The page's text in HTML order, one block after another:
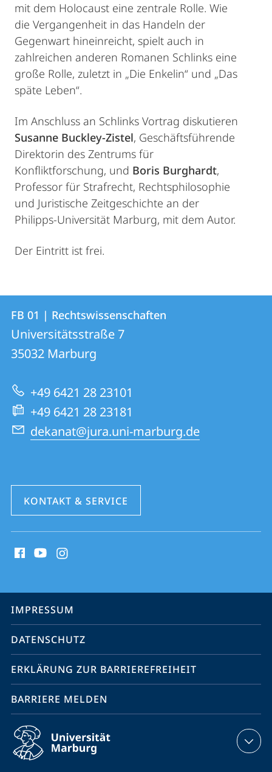
mit dem Holocaust eine zentrale Rolle. Wie
die Vergangenheit in das Handeln der
Gegenwart hineinreicht, spielt auch in
zahlreichen anderen Romanen Schlinks eine
große Rolle, zuletzt in „Die Enkelin“ und „Das
späte Leben“.
Im Anschluss an Schlinks Vortrag diskutieren
Susanne Buckley-Zistel, Geschäftsführende
Direktorin des Zentrums für
Konfliktforschung, und Boris Burghardt,
Professor für Strafrecht, Rechtsphilosophie
und Juristische Zeitgeschichte an der
Philipps-Universität Marburg, mit dem Autor.
Der Eintritt ist frei.
Kontakt
und
Informationen
zur
Website
Kontaktinformationen
FB
01
Rechtswissenschaften
FB 01 | Rechtswissenschaften
Universitätsstraße 7
35032 Marburg
+49 6421 28 23101
+49 6421 28 23181
dekanat@jura.uni-marburg.de
KONTAKT & SERVICE
Media
Service-
Navigation
IMPRESSUM
DATENSCHUTZ
ERKLÄRUNG ZUR BARRIEREFREIHEIT
BARRIERE MELDEN